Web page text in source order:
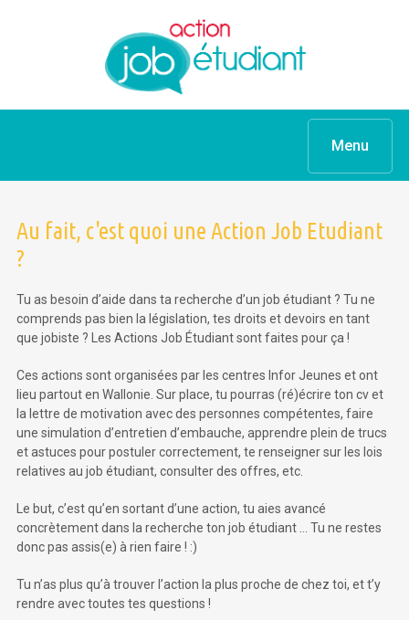
Menu
Au fait, c'est quoi une Action Job Etudiant
?
Tu as besoin d’aide dans ta recherche d’un job étudiant ? Tu ne
comprends pas bien la législation, tes droits et devoirs en tant
que jobiste ? Les Actions Job Étudiant sont faites pour ça !
Ces actions sont organisées par les centres Infor Jeunes et ont
lieu partout en Wallonie. Sur place, tu pourras (ré)écrire ton cv et
la lettre de motivation avec des personnes compétentes, faire
une simulation d’entretien d’embauche, apprendre plein de trucs
et astuces pour postuler correctement, te renseigner sur les lois
relatives au job étudiant, consulter des offres, etc.
Le but, c’est qu’en sortant d’une action, tu aies avancé
concrètement dans la recherche ton job étudiant … Tu ne restes
donc pas assis(e) à rien faire ! :)
Tu n’as plus qu’à trouver l’action la plus proche de chez toi, et t’y
rendre avec toutes tes questions !